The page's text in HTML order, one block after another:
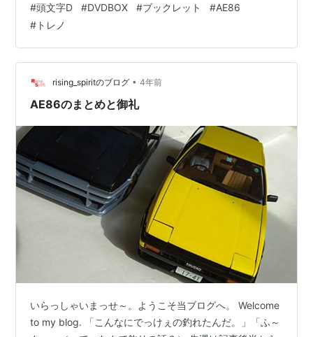
です(*´ｰ`*) ↓コンパクトにまとまってます！ ↓セリフT
シャツと携帯ホルダー、ライト付きキーホルダー！ ↓T
シャツの後ろ！着るか迷っちゃいますね🤔💭大事に置い
ておこうかな… ↓ステッカーもついてる！！ ↓このDVD
ボックスにはFirst stage(1期)からT…
#頭文字D #DVDBOX #ブックレット #AE86
# トレノ
rising_spiritのブログ • 4年前
AE86のまとめと御礼
いらっしゃいまっせ～。ようこそ当ブログへ。 Welcome
to my blog. 「こんなにでっけぇの釣れたんだ。」「ふ～